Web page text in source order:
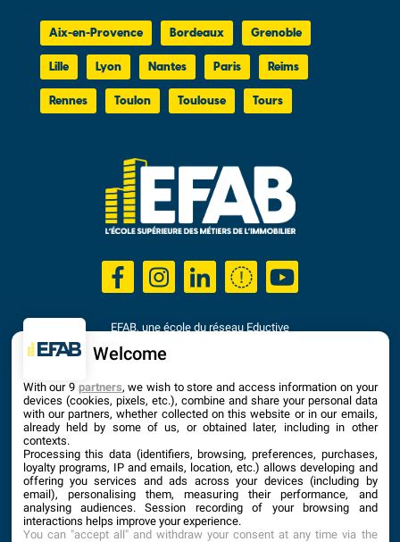
Aix-en-Provence Bordeaux Grenoble
Lille Lyon Nantes Paris Reims
Rennes Toulon Toulouse Tours
EFAB, une école du réseau Eductive
Établissement d'Enseignement Supérieur Privé Technique
Dernière mise à jour : Septembre 2025
Welcome
With our 9 partners, we wish to store and access information on your
devices (cookies, pixels, etc.), combine and share your personal data
with our partners, whether collected on this website or in our emails,
already held by some of us, or obtained later, including in other
contexts.
Processing this data (identifiers, browsing, preferences, purchases,
loyalty programs, IP and emails, location, etc.) allows developing and
offering you services and ads across your devices (including by
email), personalising them, measuring their performance, and
analysing audiences. Session recording of your browsing and
interactions helps improve your experience.
You can "accept all" and withdraw your consent at any time via the